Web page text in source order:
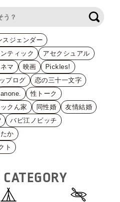
スジェンダー
ティック
アセクシュアル
マ 映画
Pickles!
プログ
恋の三十一文字
anone.
性トーク
クん家 同性婚
友情結婚
バビ江ノビッチ
か
ト